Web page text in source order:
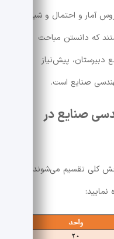
آمار و احتمال و شیمی
که دانستن مباحث
پیش‌نیاز
صنایع است.
صنایع در
مهندسی صنایع به ۶ بخش کلی تقسیم می‌شوند که